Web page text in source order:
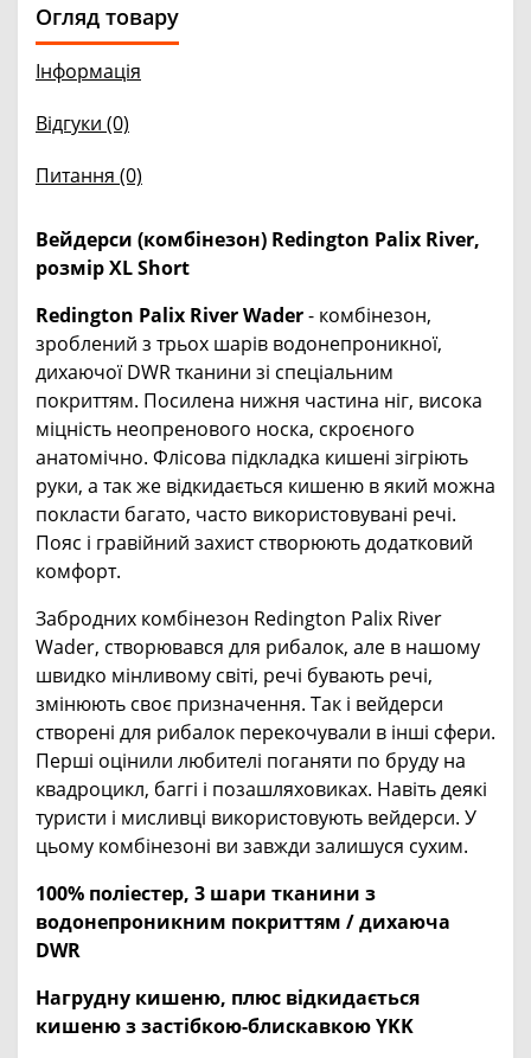
Огляд товару
Інформація
Відгуки (0)
Питання (0)
Вейдерси (комбінезон) Redington Palix River,
розмір XL Short
Redington Palix River Wader- комбінезон,
зроблений з трьох шарів водонепроникної,
дихаючої DWR тканини зі спеціальним
покриттям. Посилена нижня частина ніг, висока
міцність неопренового носка, скроєного
анатомічно. Флісова підкладка кишені зігріють
руки, а так же відкидається кишеню в який можна
покласти багато, часто використовувані речі.
Пояс і гравійний захист створюють додатковий
комфорт.
Забродних комбінезон Redington Palix River
Wader, створювався для рибалок, але в нашому
швидко мінливому світі, речі бувають речі,
змінюють своє призначення. Так і вейдерси
створені для рибалок перекочували в інші сфери.
Перші оцінили любителі поганяти по бруду на
квадроцикл, баггі і позашляховиках. Навіть деякі
туристи і мисливці використовують вейдерси. У
цьому комбінезоні ви завжди залишуся сухим.
100% поліестер, 3 шари тканини з
водонепроникним покриттям / дихаюча
DWR
Нагрудну кишеню, плюс відкидається
кишеню з застібкою-блискавкою YKK